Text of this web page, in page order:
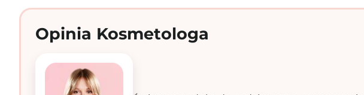
Opinia Kosmetologa